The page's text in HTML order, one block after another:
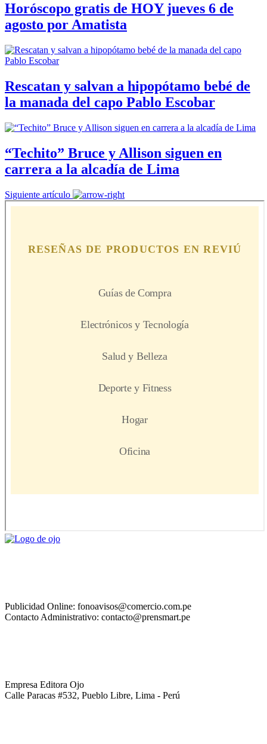
Horóscopo gratis de HOY jueves 6 de
agosto por Amatista
Rescatan y salvan a hipopótamo bebé de
la manada del capo Pablo Escobar
“Techito” Bruce y Allison siguen en
carrera a la alcadía de Lima
Siguiente artículo
Publicidad Online: fonoavisos@comercio.com.pe
Contacto Administrativo: contacto@prensmart.pe
Empresa Editora Ojo
Calle Paracas #532, Pueblo Libre, Lima - Perú